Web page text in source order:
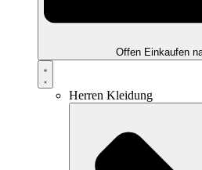
Offen Einkaufen
Herren Kleidung